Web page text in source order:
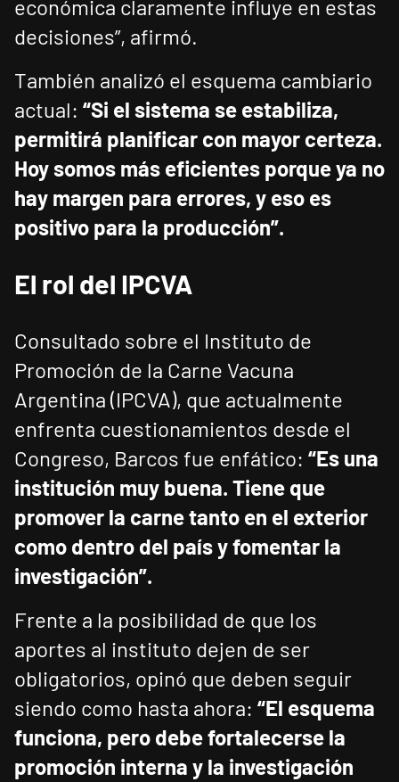
económica claramente influye en estas
decisiones”, afirmó.
También analizó el esquema cambiario
actual: “Si el sistema se estabiliza,
permitirá planificar con mayor certeza.
Hoy somos más eficientes porque ya no
hay margen para errores, y eso es
positivo para la producción”.
El rol del IPCVA
Consultado sobre el Instituto de
Promoción de la Carne Vacuna
Argentina (IPCVA), que actualmente
enfrenta cuestionamientos desde el
Congreso, Barcos fue enfático: “Es una
institución muy buena. Tiene que
promover la carne tanto en el exterior
como dentro del país y fomentar la
investigación”.
Frente a la posibilidad de que los
aportes al instituto dejen de ser
obligatorios, opinó que deben seguir
siendo como hasta ahora: “El esquema
funciona, pero debe fortalecerse la
promoción interna y la investigación